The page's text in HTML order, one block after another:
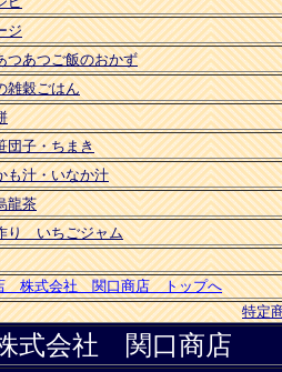
ジ
あつご飯のおかず
雑穀ごはん
子・ちまき
も汁・いなか汁
龍茶
り いちごジャム
株式会社 関口商店 トップへ
特定
式会社 関口商店